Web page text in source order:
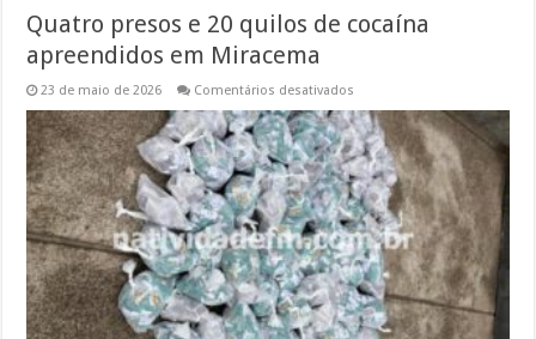
Quatro presos e 20 quilos de cocaína
apreendidos em Miracema
23 de maio de 2026 Comentários desativados
presos
e
20
quilos
de
cocaína
apreendidos
em
Miracema